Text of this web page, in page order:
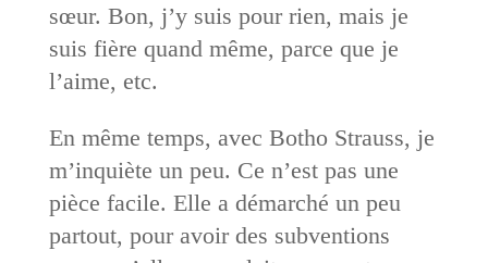
sœur. Bon, j’y suis pour rien, mais je
suis fière quand même, parce que je
l’aime, etc.
En même temps, avec Botho Strauss, je
m’inquiète un peu. Ce n’est pas une
pièce facile. Elle a démarché un peu
partout, pour avoir des subventions